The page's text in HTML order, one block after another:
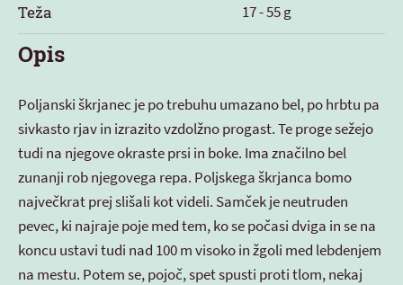
Teža 17 - 55 g
Opis
Poljanski škrjanec je po trebuhu umazano bel, po hrbtu pa
sivkasto rjav in izrazito vzdolžno progast. Te proge sežejo
tudi na njegove okraste prsi in boke. Ima značilno bel
zunanji rob njegovega repa. Poljskega škrjanca bomo
največkrat prej slišali kot videli. Samček je neutruden
pevec, ki najraje poje med tem, ko se počasi dviga in se na
koncu ustavi tudi nad 100 m visoko in žgoli med lebdenjem
na mestu. Potem se, pojoč, spet spusti proti tlom, nekaj